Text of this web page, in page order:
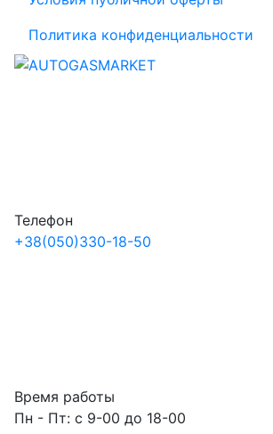
Политика конфиденциальности
Телефон
+38(050)330-18-50
Время работы
Пн - Пт: с 9-00 до 18-00